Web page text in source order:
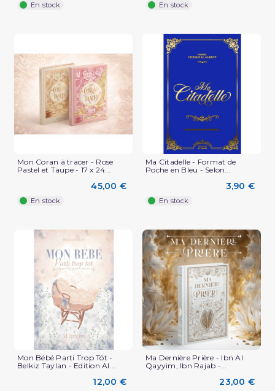
En stock En stock
Mon Coran à tracer - Rose
Pastel et Taupe - 17 x 24...
45,00 €
En stock
Ma Citadelle - Format de
Poche en Bleu - Selon...
3,90 €
En stock
Mon Bébé Parti Trop Tôt -
Belkiz Taylan - Edition Al...
12,00 €
Ma Dernière Prière - Ibn Al
Qayyim, Ibn Rajab -...
23,00 €